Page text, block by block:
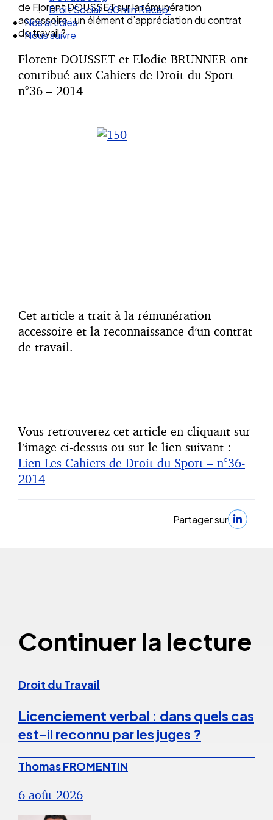
Nos articles
Nous suivre
de Florent DOUSSET sur la rémunération
accessoire : un élément d’appréciation du contrat
de travail ?
Florent DOUSSET et Elodie BRUNNER ont
contribué aux Cahiers de Droit du Sport
n°36 – 2014
Cet article a trait à la rémunération
accessoire et la reconnaissance d’un contrat
de travail.
Vous retrouverez cet article en cliquant sur
l’image ci-dessus ou sur le lien suivant :
Lien Les Cahiers de Droit du Sport – n°36-
2014
Partager sur
Continuer la lecture
Droit du Travail
Licenciement verbal : dans quels cas
est-il reconnu par les juges ?
Thomas FROMENTIN
6 août 2026